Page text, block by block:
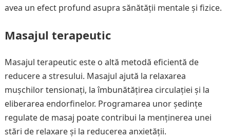
avea un efect profund asupra sănătății mentale și fizice.
Masajul terapeutic
Masajul terapeutic este o altă metodă eficientă de
reducere a stresului. Masajul ajută la relaxarea
mușchilor tensionați, la îmbunătățirea circulației și la
eliberarea endorfinelor. Programarea unor ședințe
regulate de masaj poate contribui la menținerea unei
stări de relaxare și la reducerea anxietății.